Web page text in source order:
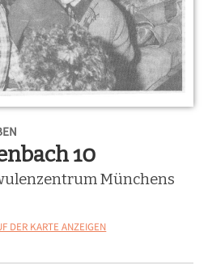
10
Münchens
DER KARTE ANZEIGEN